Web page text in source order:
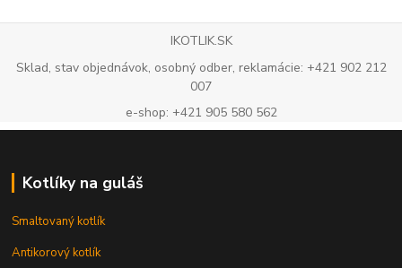
IKOTLIK.SK
Sklad, stav objednávok, osobný odber, reklamácie: +421 902 212
007
e-shop: +421 905 580 562
Kotlíky na guláš
Smaltovaný kotlík
Antikorový kotlík